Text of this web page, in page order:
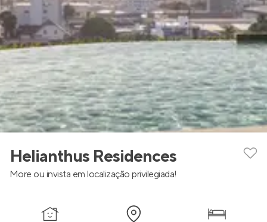
Helianthus Residences
More ou invista em localização privilegiada!